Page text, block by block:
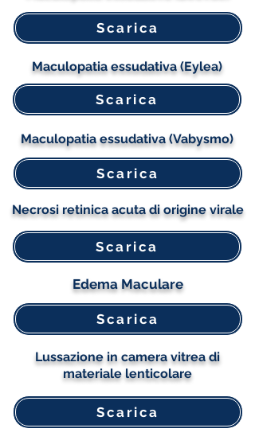
Scarica
Maculopatia essudativa (Eylea)
Scarica
Maculopatia essudativa (Vabysmo)
Scarica
Necrosi retinica acuta di origine virale
Scarica
Edema Maculare
Scarica
Lussazione in camera vitrea di
materiale lenticolare
Scarica